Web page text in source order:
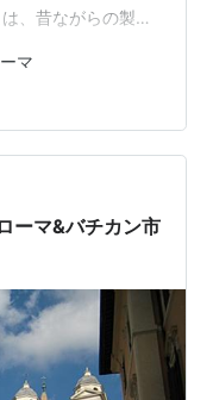
、昔ながらの製法
テ産のピスタチオ
レモーネだったか
次の日にもリピート
らぶらスペイン広
てみると、どっひ
マ
ーマ&バチカン市